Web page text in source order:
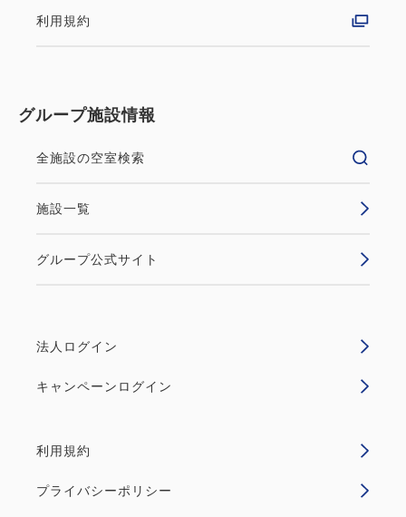
利用規約
グループ施設情報
全施設の空室検索
施設一覧
グループ公式サイト
法人ログイン
キャンペーンログイン
利用規約
プライバシーポリシー